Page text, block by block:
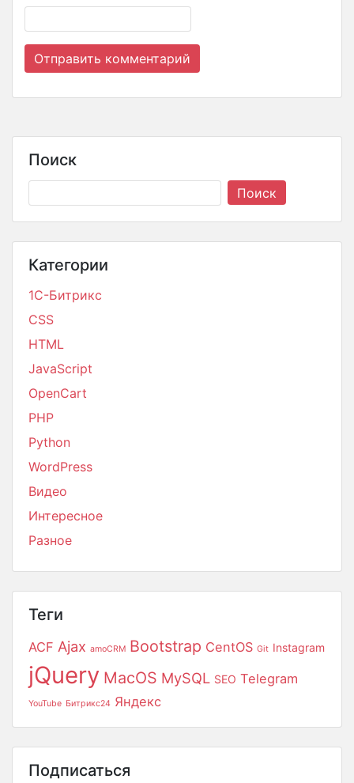
Поиск
Категории
1С-Битрикс
CSS
HTML
JavaScript
OpenCart
PHP
Python
WordPress
Видео
Интересное
Разное
Теги
ACF Ajax amoCRM Bootstrap CentOS Git Instagram
jQuery MacOS MySQL SEO Telegram
YouTube Битрикс24 Яндекс
Подписаться